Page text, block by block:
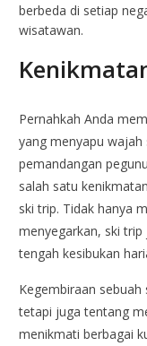
berbeda di setiap
wisatawan.
Pernahkah Anda
yang menyapu
pemandangan
salah satu
ski trip. Tidak hanya
menyegarkan, ski
tengah kesibukan
Kegembiraan
tetapi juga tentang
menikmati berbagai